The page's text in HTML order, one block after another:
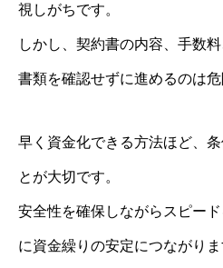
視しがちです。
しかし、契約書の内容、手数
書類を確認せずに進めるのは危
早く資金化できる方法ほど、
とが大切です。
安全性を確保しながらスピー
に資金繰りの安定につながりま